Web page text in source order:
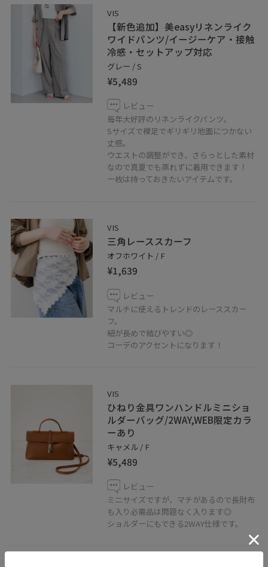
VIS
【新色追加】美easyリネンライク
ワイドパンツ/イージーケア・接触
冷感・セットアップ対応
グレー / S
¥5,489
レビュー
毎年大好評のリネンライクパンツ。
Sサイズで裸足でギリギリ地面につかない
丈感。
ウエストの調整ができ、さらっとした素材
なので真夏でも蒸れずに着用できます！
一枚は持っておきたいアイテムです。
VIS
三角レーススカーフ
オフホワイト / F
¥1,639
レビュー
マルチに使えるトレンドのレーススカー
フ。
紐が長めで結びやすい◎
コーデのアクセントになります！
VIS
ひねり金具ワンハンドルミニショ
ルダーバッグ/2WAY,WEB限定カラ
ーあり
キャメル / F
¥5,489
レビュー
ミニサイズですが、マチがあるので長財布
も入り必需品は問題なく入ります◎
ショルダーにもできる2WAY仕様です。